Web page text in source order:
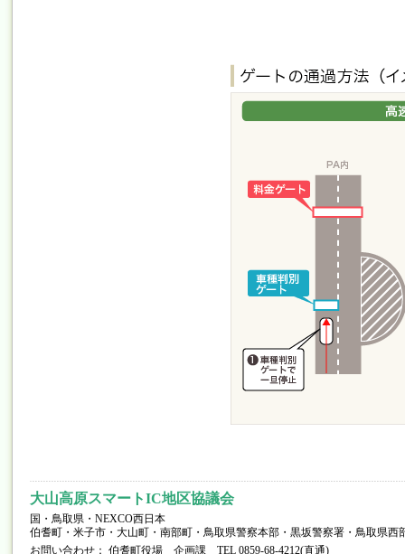
大山高原スマートIC地区協議会
国・鳥取県・NEXCO西日本
伯耆町・米子市・大山町・南部町・鳥取県警察本部・黒坂警察署・鳥取県西
お問い合わせ： 伯耆町役場 企画課 TEL 0859-68-4212(直通)